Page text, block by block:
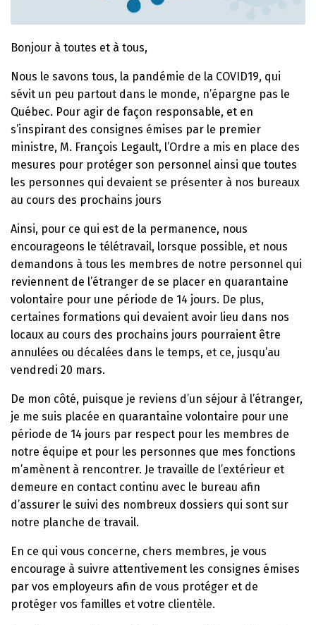
Bonjour à toutes et à tous,
Nous le savons tous, la pandémie de la COVID19, qui
sévit un peu partout dans le monde, n’épargne pas le
Québec. Pour agir de façon responsable, et en
s’inspirant des consignes émises par le premier
ministre, M. François Legault, l’Ordre a mis en place des
mesures pour protéger son personnel ainsi que toutes
les personnes qui devaient se présenter à nos bureaux
au cours des prochains jours
Ainsi, pour ce qui est de la permanence, nous
encourageons le télétravail, lorsque possible, et nous
demandons à tous les membres de notre personnel qui
reviennent de l’étranger de se placer en quarantaine
volontaire pour une période de 14 jours. De plus,
certaines formations qui devaient avoir lieu dans nos
locaux au cours des prochains jours pourraient être
annulées ou décalées dans le temps, et ce, jusqu’au
vendredi 20 mars.
De mon côté, puisque je reviens d’un séjour à l’étranger,
je me suis placée en quarantaine volontaire pour une
période de 14 jours par respect pour les membres de
notre équipe et pour les personnes que mes fonctions
m’amènent à rencontrer. Je travaille de l’extérieur et
demeure en contact continu avec le bureau afin
d’assurer le suivi des nombreux dossiers qui sont sur
notre planche de travail.
En ce qui vous concerne, chers membres, je vous
encourage à suivre attentivement les consignes émises
par vos employeurs afin de vous protéger et de
protéger vos familles et votre clientèle.